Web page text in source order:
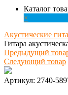
Каталог
×
Акустические
Гитара
Предыдущий
Следующий товар
Артикул: 2740-